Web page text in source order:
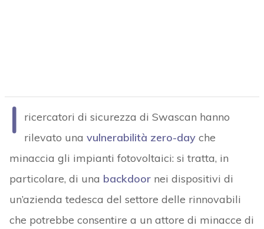
I
ricercatori di sicurezza di Swascan hanno
rilevato una vulnerabilità zero-dayche
minaccia gli impianti fotovoltaici: si tratta, in
particolare, di una backdoornei dispositivi di
un’azienda tedesca del settore delle rinnovabili
che potrebbe consentire a un attore di minacce di